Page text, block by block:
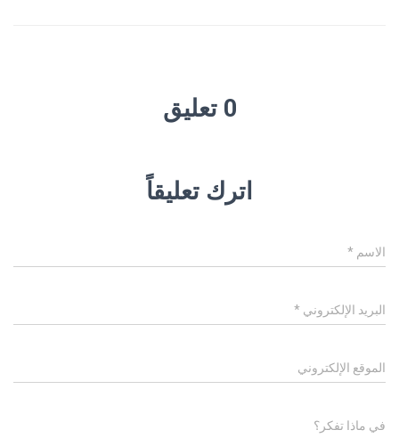
0 تعليق
اترك تعليقاً
الاسم *
البريد الإلكتروني *
الموقع الإلكتروني
في ماذا تفكر؟